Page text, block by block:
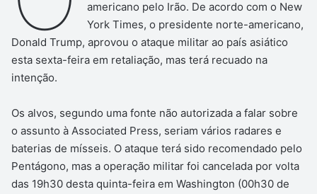
americano pelo Irão. De acordo com o New
York Times, o presidente norte-americano,
Donald Trump, aprovou o ataque militar ao país asiático
esta sexta-feira em retaliação, mas terá recuado na
intenção.
Os alvos, segundo uma fonte não autorizada a falar sobre
o assunto à Associated Press, seriam vários radares e
baterias de mísseis. O ataque terá sido recomendado pelo
Pentágono, mas a operação militar foi cancelada por volta
das 19h30 desta quinta-feira em Washington (00h30 de